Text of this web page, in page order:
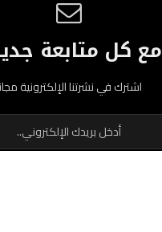
مع كل متابعة
اشترك في نشرتنا الإلكترونية